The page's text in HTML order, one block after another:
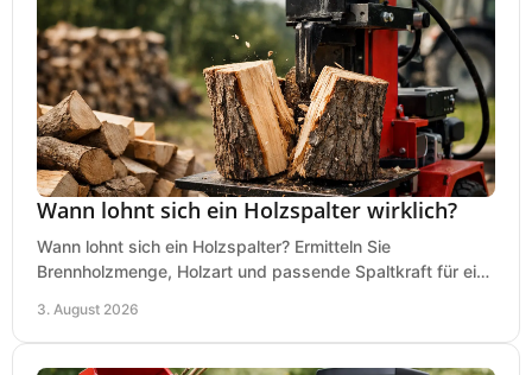
Wann lohnt sich ein Holzspalter wirklich?
Wann lohnt sich ein Holzspalter? Ermitteln Sie
Brennholzmenge, Holzart und passende Spaltkraft für eine
3. August 2026